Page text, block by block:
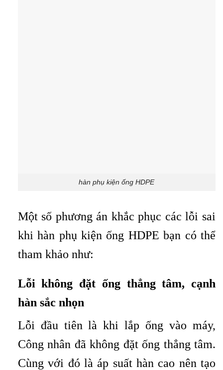
hàn phụ kiện ống HDPE
Một số phương án khắc phục các lỗi sai
khi hàn phụ kiện ống HDPE bạn có thể
tham khảo như:
Lỗi không đặt ống thẳng tâm, cạnh
hàn sắc nhọn
Lỗi đầu tiên là khi lắp ống vào máy,
Công nhân đã không đặt ống thẳng tâm.
Cùng với đó là áp suất hàn cao nên tạo